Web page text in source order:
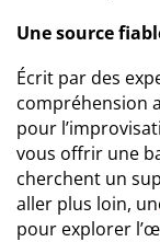
Une source
Écrit par des
compréhension
pour
vous offrir une
cherchent un
aller plus loin,
pour explorer